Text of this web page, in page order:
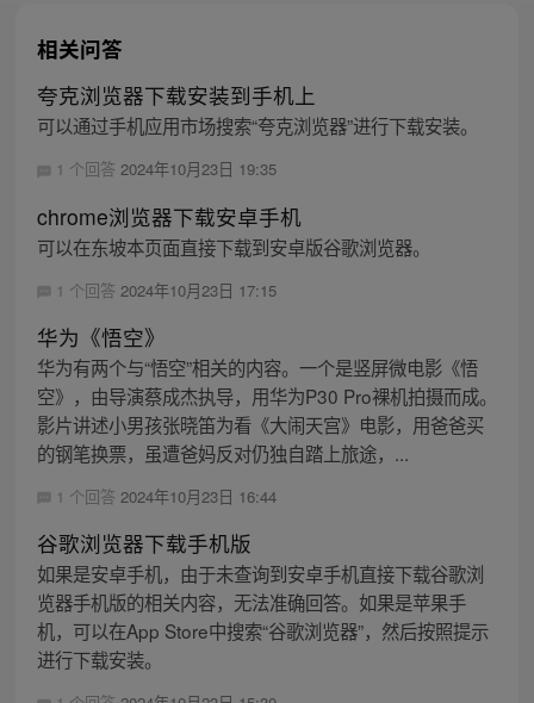
相关问答
夸克浏览器下载安装到手机上
可以通过手机应用市场搜索“夸克浏览器”进行下载安装。
1 个回答 2024年10月23日 19:35
chrome浏览器下载安卓手机
可以在东坡本页面直接下载到安卓版谷歌浏览器。
1 个回答 2024年10月23日 17:15
华为《悟空》
华为有两个与“悟空”相关的内容。一个是竖屏微电影《悟
空》，由导演蔡成杰执导，用华为P30 Pro裸机拍摄而成。
影片讲述小男孩张晓笛为看《大闹天宫》电影，用爸爸买
的钢笔换票，虽遭爸妈反对仍独自踏上旅途，...
1 个回答 2024年10月23日 16:44
谷歌浏览器下载手机版
如果是安卓手机，由于未查询到安卓手机直接下载谷歌浏
览器手机版的相关内容，无法准确回答。如果是苹果手
机，可以在App Store中搜索“谷歌浏览器”，然后按照提示
进行下载安装。